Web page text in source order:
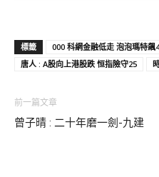
標籤
000 科網金融低走 泡泡瑪特飆
唐人 : A股向上港股跌 恒指險守25
前一篇文章
曾子晴 : 二十年磨一劍-九建